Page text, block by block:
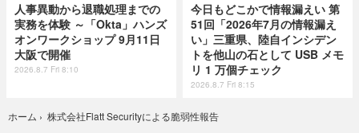
人事異動から退職処理までの
実務を体験 ～「Okta」ハンズ
オンワークショップ 9月11日
大阪で開催
2026.8.7 Fri 8:10
今日もどこかで情報漏えい 第
51回「2026年7月の情報漏え
い」三重県、陸自インシデン
トを他山の石として USB メモ
リ 1 万個チェック
2026.8.7 Fri 8:15
ホーム › 株式会社Flatt Securityによる脆弱性報告